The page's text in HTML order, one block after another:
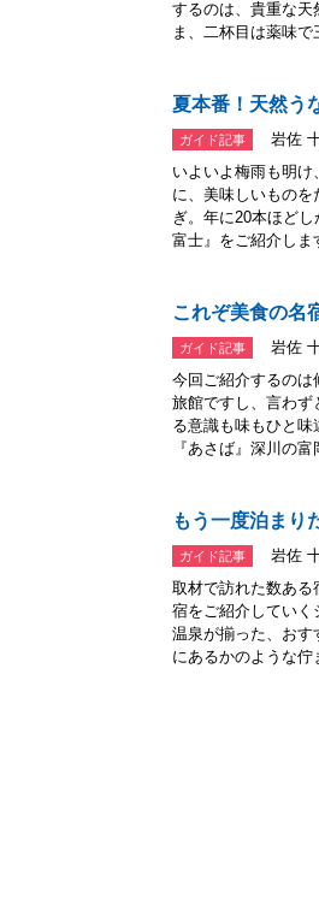
するのは、貴重な天
ま、二杯目は薬味
夏本番！天然う
ガイド記事
岩佐
いよいよ梅雨も明
に、美味しいもの
ぎ。年に20本ほど
富士』をご紹介し
これぞ美食の名
ガイド記事
岩佐
今回ご紹介するのは
旅館ですし、言わず
る意識も味もひと
『あさば』深川の
もう一度泊まり
ガイド記事
岩佐
取材で訪れた数ある
宿をご紹介していく
温泉が揃った、おす
にあるかのような